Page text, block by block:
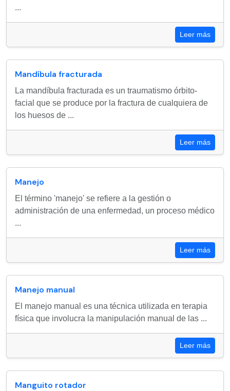
...
Leer más
Mandíbula fracturada
La mandíbula fracturada es un traumatismo órbito-
facial que se produce por la fractura de cualquiera de
los huesos de ...
Leer más
Manejo
El término 'manejo' se refiere a la gestión o
administración de una enfermedad, un proceso médico
...
Leer más
Manejo manual
El manejo manual es una técnica utilizada en terapia
física que involucra la manipulación manual de las ...
Leer más
Manguito rotador